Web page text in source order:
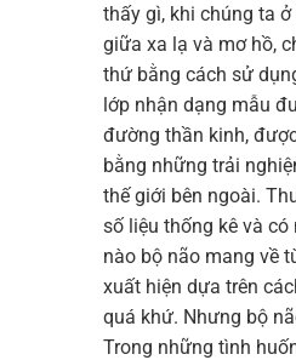
thấy gì, khi chúng ta
giữa xa lạ và mơ hồ,
thứ bằng cách sử
lớp nhận dạng mẫu
đường thần kinh,
bằng những trải
thế giới bên ngoài.
số liệu thống kê và
nào bộ não mang về
xuất hiện dựa trên
quá khứ. Nhưng bộ
Trong những tình